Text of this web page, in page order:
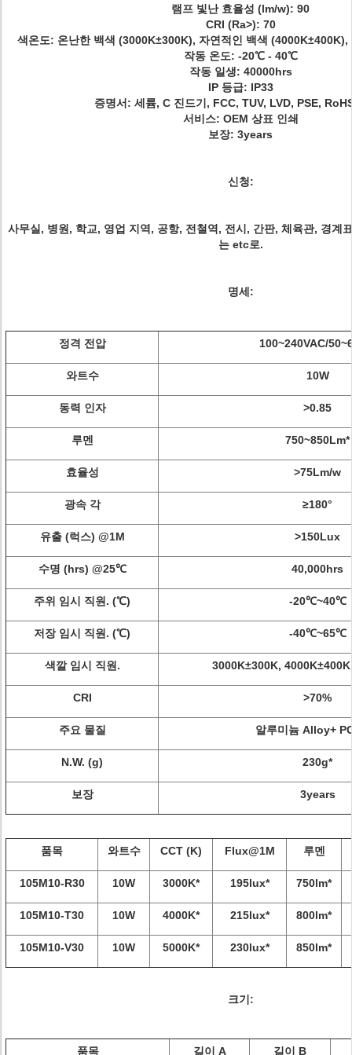
램프 빛난 효율성 (lm/w): 90
CRI (Ra>): 70
색온도: 온난한 백색 (3000K±300K), 자연적인 백색
작동 온도: -20℃ - 40℃
작동 일생: 40000hrs
IP 등급: IP33
증명서: 세륨, C 진드기, FCC, TUV, LVD, PSE,
서비스: OEM 상표 인쇄
보장: 3years
신청:
사무실, 병원, 학교, 영업 지역, 공항, 전철역, 전시, 간판, 체육관, 경계
는 etc로.
명세:
정격 전압 100~240VAC/
와트수 10W
동력 인자 >0.85
루멘 750~850Lm*
효율성 >75Lm/w
광속 각 ≥180°
유출 (럭스) @1M >150Lux
수명 (hrs) @25℃ 40,000hrs
주위 임시 직원. (℃) -20℃~40℃
저장 임시 직원. (℃) -40℃~65℃
색깔 임시 직원. 3000K±300K,
CRI >70%
주요 물질 알루미늄 Alloy+
N.W. (g) 230g*
보장 3years
품목 와트수 CCT (K) Flux@1M 루멘
105M10-R30 10W 3000K* 195lux* 750lm*
105M10-T30 10W 4000K* 215lux* 800lm*
105M10-V30 10W 5000K* 230lux* 850lm*
크기:
품목 길이 A 길이 B